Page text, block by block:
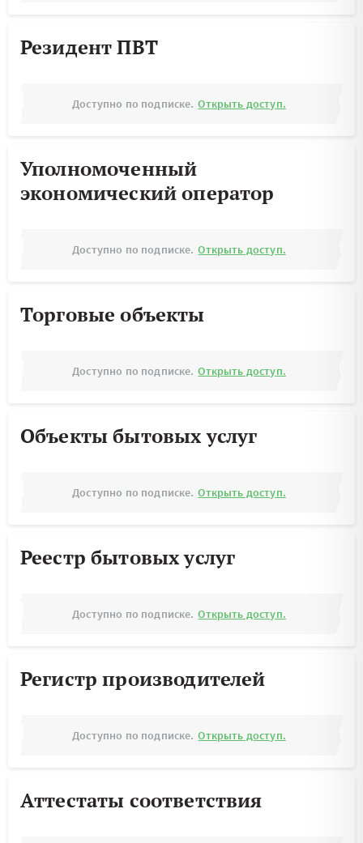
Резидент ПВТ
Доступно по подписке. Открыть доступ.
Уполномоченный
экономический оператор
Доступно по подписке. Открыть доступ.
Торговые объекты
Доступно по подписке. Открыть доступ.
Объекты бытовых услуг
Доступно по подписке. Открыть доступ.
Реестр бытовых услуг
Доступно по подписке. Открыть доступ.
Регистр производителей
Доступно по подписке. Открыть доступ.
Аттестаты соответствия